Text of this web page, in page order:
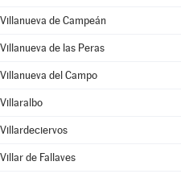
Villanueva de Campeán
Villanueva de las Peras
Villanueva del Campo
Villaralbo
Villardeciervos
Villar de Fallaves